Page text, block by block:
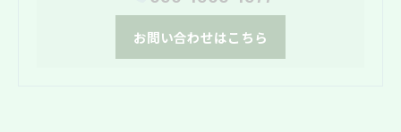
お問い合わせはこちら